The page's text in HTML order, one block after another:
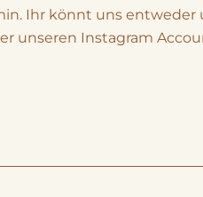
Ihr könnt uns
unseren Instagram